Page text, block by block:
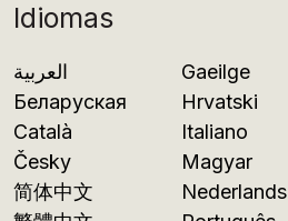
Idiomas
العربية
Беларуская
Català
Česky
简体中文
Gaeilge
Hrvatski
Italiano
Magyar
Nederlands